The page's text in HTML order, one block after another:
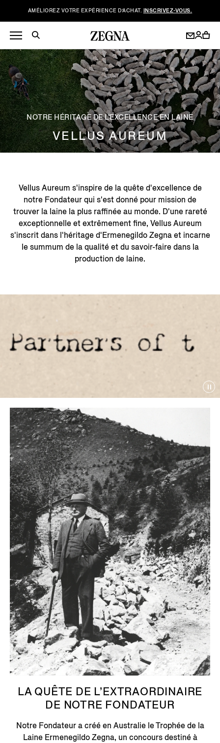
AMÉLIOREZ VOTRE EXPÉRIENCE D’ACHAT. INSCRIVEZ-VOUS.
NOTRE HÉRITAGE DE L'EXCELLENCE EN LAINE
VELLUS AUREUM
Vellus Aureum s'inspire de la quête d'excellence de
notre Fondateur qui s'est donné pour mission de
trouver la laine la plus raffinée au monde. D'une rareté
exceptionnelle et extrêmement fine, Vellus Aureum
s'inscrit dans l'héritage d'Ermenegildo Zegna et incarne
le summum de la qualité et du savoir-faire dans la
production de laine.
LA QUÊTE DE L’EXTRAORDINAIRE
DE NOTRE FONDATEUR
Notre Fondateur a créé en Australie le Trophée de la
Laine Ermenegildo Zegna, un concours destiné à